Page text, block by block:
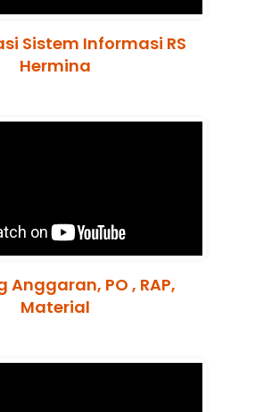
Sistem Informasi RS
Hermina
Anggaran, PO , RAP,
Material